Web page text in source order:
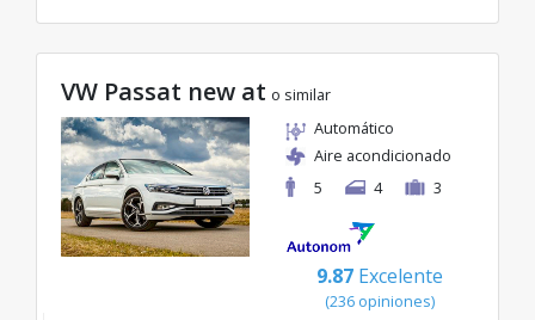
VW Passat new at o similar
Automático
Aire acondicionado
5
4 3
9.87 Excelente
(236 opiniones)